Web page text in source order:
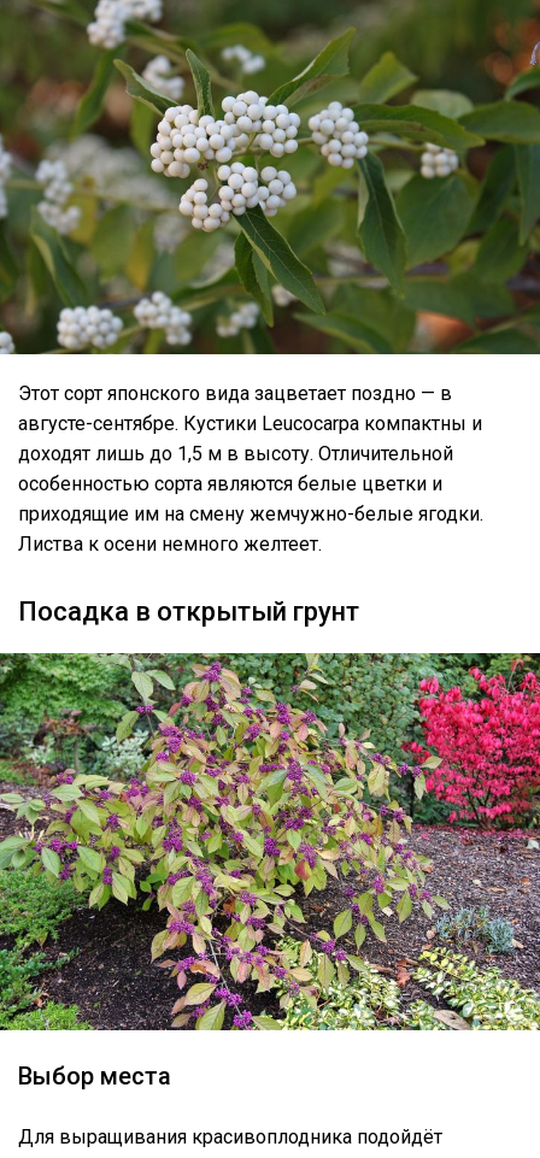
Этот сорт японского вида зацветает поздно — в
августе-сентябре. Кустики Leucocarpa компактны и
доходят лишь до 1,5 м в высоту. Отличительной
особенностью сорта являются белые цветки и
приходящие им на смену жемчужно-белые ягодки.
Листва к осени немного желтеет.
Посадка в открытый грунт
Выбор места
Для выращивания красивоплодника подойдёт